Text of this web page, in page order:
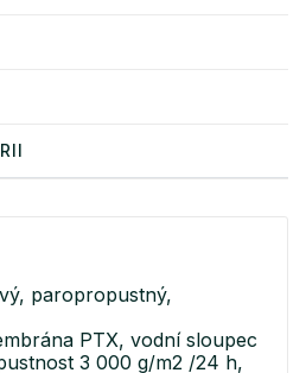
paropropustný,
PTX, vodní sloupec
3 000 g/m2 /24 h,